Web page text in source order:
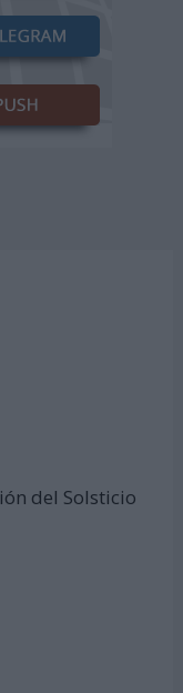
del Solsticio